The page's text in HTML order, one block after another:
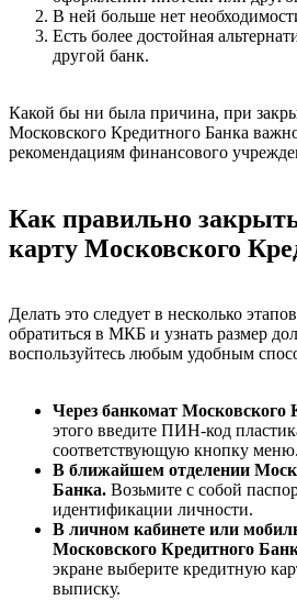
В ней больше нет
Есть более достойная
другой банк.
Какой бы ни была причина, при
Московского Кредитного Банка
рекомендациям финансового
Как правильно
карту Московского
Делать это следует в несколько
обратиться в МКБ и узнать размер
воспользуйтесь любым удобным
Через банкомат Московского
этого введите ПИН-код
соответствующую кнопку меню.
В ближайшем отделении
Банка. Возьмите с собой
идентификации личности.
В личном кабинете или
Московского Кредитного
экране выберите кредитную
выписку.